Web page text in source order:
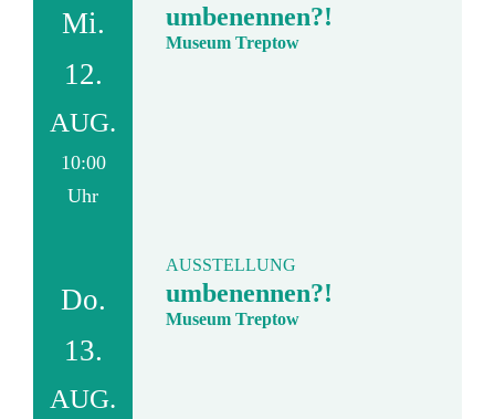
Mi.
12.
AUG.
10:00
Uhr
umbenennen?!
Museum Treptow
Do.
13.
AUG.
AUSSTELLUNG
umbenennen?!
Museum Treptow